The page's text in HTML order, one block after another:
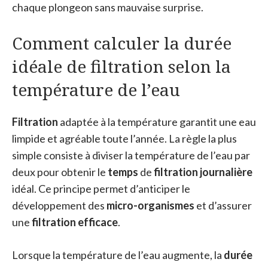
chaque plongeon sans mauvaise surprise.
Comment calculer la durée
idéale de filtration selon la
température de l’eau
Filtration adaptée à la température garantit une eau
limpide et agréable toute l’année. La règle la plus
simple consiste à diviser la température de l’eau par
deux pour obtenir le temps defiltration journalière
idéal. Ce principe permet d’anticiper le
développement des micro-organismes et d’assurer
unefiltration efficace.
Lorsque la température de l’eau augmente, la durée